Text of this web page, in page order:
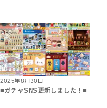
2025年8月30日
■ガチャSNS更新しました！■